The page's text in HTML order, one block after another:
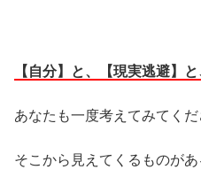
【自分】と、【現実逃避】
あなたも一度考えてみてくだ
そこから見えてくるものがあ